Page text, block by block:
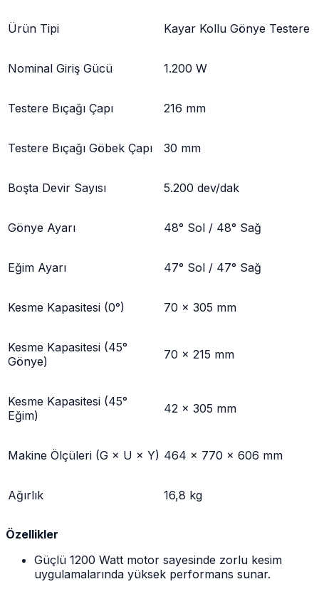
Ürün Tipi Kayar Kollu Gönye Testere
Nominal Giriş Gücü 1.200 W
Testere Bıçağı Çapı 216 mm
Testere Bıçağı Göbek Çapı 30 mm
Boşta Devir Sayısı 5.200 dev/dak
Gönye Ayarı 48° Sol / 48° Sağ
Eğim Ayarı 47° Sol / 47° Sağ
Kesme Kapasitesi (0°) 70 × 305 mm
Kesme Kapasitesi (45°
Gönye)
70 × 215 mm
Kesme Kapasitesi (45°
Eğim)
42 × 305 mm
Makine Ölçüleri (G × U × Y) 464 × 770 × 606 mm
Ağırlık 16,8 kg
Özellikler
Güçlü 1200 Watt motor sayesinde zorlu kesim
uygulamalarında yüksek performans sunar.